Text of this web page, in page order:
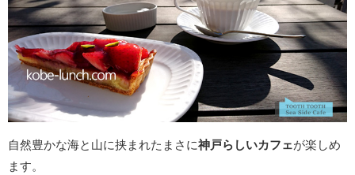
自然豊かな海と山に挟まれたまさに神戸らしいカフェ が楽しめ
ます。